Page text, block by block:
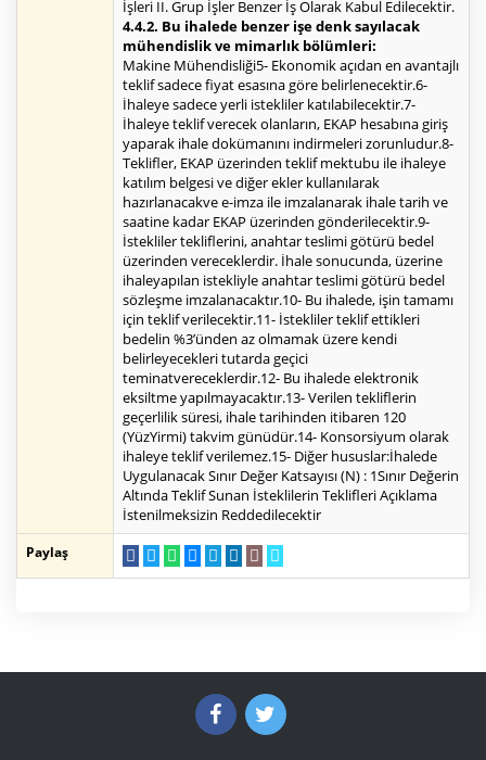
İşleri II. Grup İşler Benzer İş Olarak Kabul Edilecektir.
4.4.2. Bu ihalede benzer işe denk sayılacak
mühendislik ve mimarlık bölümleri:
Makine Mühendisliği5- Ekonomik açıdan en avantajlı
teklif sadece fiyat esasına göre belirlenecektir.6-
İhaleye sadece yerli istekliler katılabilecektir.7-
İhaleye teklif verecek olanların, EKAP hesabına giriş
yaparak ihale dokümanını indirmeleri zorunludur.8-
Teklifler, EKAP üzerinden teklif mektubu ile ihaleye
katılım belgesi ve diğer ekler kullanılarak
hazırlanacakve e-imza ile imzalanarak ihale tarih ve
saatine kadar EKAP üzerinden gönderilecektir.9-
İstekliler tekliflerini, anahtar teslimi götürü bedel
üzerinden vereceklerdir. İhale sonucunda, üzerine
ihaleyapılan istekliyle anahtar teslimi götürü bedel
sözleşme imzalanacaktır.10- Bu ihalede, işin tamamı
için teklif verilecektir.11- İstekliler teklif ettikleri
bedelin %3’ünden az olmamak üzere kendi
belirleyecekleri tutarda geçici
teminatvereceklerdir.12- Bu ihalede elektronik
eksiltme yapılmayacaktır.13- Verilen tekliflerin
geçerlilik süresi, ihale tarihinden itibaren 120
(YüzYirmi) takvim günüdür.14- Konsorsiyum olarak
ihaleye teklif verilemez.15- Diğer hususlar:İhalede
Uygulanacak Sınır Değer Katsayısı (N) : 1Sınır Değerin
Altında Teklif Sunan İsteklilerin Teklifleri Açıklama
İstenilmeksizin Reddedilecektir
Paylaş